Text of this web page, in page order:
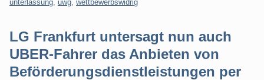
unterlassung uwg wettbewerbswidrig
LG Frankfurt untersagt nun auch
UBER-Fahrer das Anbieten von
Beförderungsdienstleistungen per